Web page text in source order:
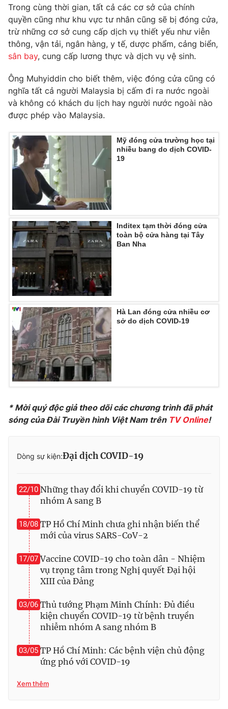
Góc doanh nghiệp
Truyền hình
Phim VTV
Hậu trường
Khán giả
Giải sao mai
Giải trí
Điện ảnh
Âm nhạc
Sao
Du lịch
Làm đẹp
Giáo dục
Tuyển sinh
Học trực tuyến
Hitech Công nghệ tương lai
Sản phẩm
Thị trường
Tư vấn
Giao lưu trực tuyến
Lịch phát sóng
Chuyên mục khác
Emagazine Podcast
Photo Infographic
Video Shorts video
VTV Money VTV Thể thao
VTV Sức khoẻ Bất động sản
Thị trường 24h Tấm lòng Việt
VTV4 Vươn mình bằng AI
THỜI BÁO VTV
Theo dõi báo trên
Cơ quan chủ quản:Đài Truyền hình Việt Nam
Cơ quan báo chí:
Thời báo VTV
Giấy phép hoạt động báo in và báo điện tử số 483/GP-BTTTT
cấp ngày 29/12/2023
Tổng Biên tập:Vũ Thanh Thủy
Nguyễn Trọng Ninh
Trong cùng thời gian, tất cả các cơ sở của chính
quyền cũng như khu vực tư nhân cũng sẽ bị đóng cửa,
trừ những cơ sở cung cấp dịch vụ thiết yếu như viễn
thông, vận tải, ngân hàng, y tế, dược phẩm, cảng biển,
sân bay, cung cấp lương thực và dịch vụ vệ sinh.
Ông Muhyiddin cho biết thêm, việc đóng cửa cũng có
nghĩa tất cả người Malaysia bị cấm đi ra nước ngoài
và không có khách du lịch hay người nước ngoài nào
được phép vào Malaysia.
Mỹ đóng cửa trường học tại
nhiều bang do dịch COVID-
19
Inditex tạm thời đóng cửa
toàn bộ cửa hàng tại Tây
Ban Nha
Hà Lan đóng cửa nhiều cơ
sở do dịch COVID-19
* Mời quý độc giả theo dõi các chương trình đã phát
sóng của Đài Truyền hình Việt Nam trên TV Online!
Dòng sự kiện:Đại dịch COVID-19
22/10 Những thay đổi khi chuyển COVID-19 từ
nhóm A sang B
18/08 TP Hồ Chí Minh chưa ghi nhận biến thể
mới của virus SARS-CoV-2
17/07 Vaccine COVID-19 cho toàn dân - Nhiệm
vụ trọng tâm trong Nghị quyết Đại hội
XIII của Đảng
03/06 Thủ tướng Phạm Minh Chính: Đủ điều
kiện chuyển COVID-19 từ bệnh truyền
nhiễm nhóm A sang nhóm B
03/05 TP Hồ Chí Minh: Các bệnh viện chủ động
ứng phó với COVID-19
Xem thêm